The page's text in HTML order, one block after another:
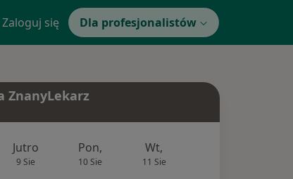
Zaloguj się Dla profesjonalistów
ZnanyLekarz
Jutro
9 Sie
Pon,
10 Sie
Wt,
11 Sie